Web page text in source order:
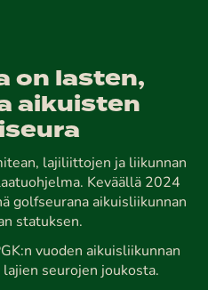
on lasten,
aikuisten
lajiliittojen ja liikunnan
Keväällä 2024
golfseurana aikuisliikunnan
statuksen.
vuoden aikuisliikunnan
lajien seurojen joukosta.